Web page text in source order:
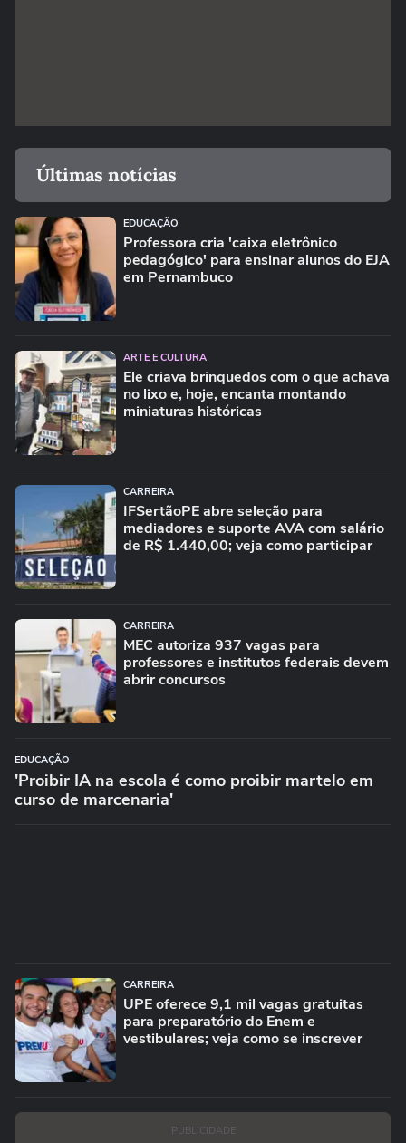
Últimas notícias
EDUCAÇÃO
Professora cria 'caixa eletrônico
pedagógico' para ensinar alunos do EJA
em Pernambuco
ARTE E CULTURA
Ele criava brinquedos com o que achava
no lixo e, hoje, encanta montando
miniaturas históricas
CARREIRA
IFSertãoPE abre seleção para
mediadores e suporte AVA com salário
de R$ 1.440,00; veja como participar
CARREIRA
MEC autoriza 937 vagas para
professores e institutos federais devem
abrir concursos
EDUCAÇÃO
'Proibir IA na escola é como proibir martelo em
curso de marcenaria'
CARREIRA
UPE oferece 9,1 mil vagas gratuitas
para preparatório do Enem e
vestibulares; veja como se inscrever
PUBLICIDADE